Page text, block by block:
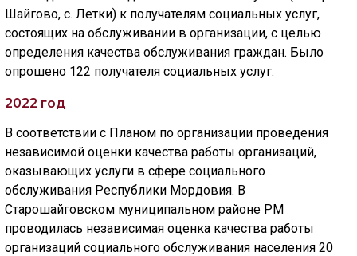
Шайгово, с. Летки) к получателям социальных услуг,
состоящих на обслуживании в организации, с целью
определения качества обслуживания граждан. Было
опрошено 122 получателя социальных услуг.
2022 год
В соответствии с Планом по организации проведения
независимой оценки качества работы организаций,
оказывающих услуги в сфере социального
обслуживания Республики Мордовия. В
Старошайговском муниципальном районе РМ
проводилась независимая оценка качества работы
организаций социального обслуживания населения 20